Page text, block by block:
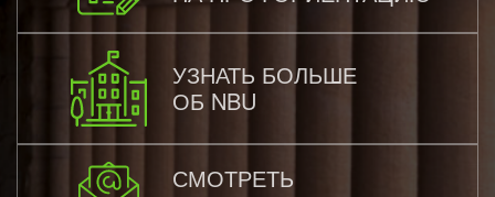
УЗНАТЬ БОЛЬШЕ
ОБ NBU
СМОТРЕТЬ